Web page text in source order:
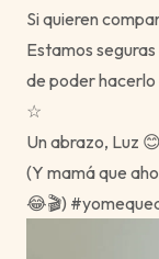
Si quieren
Estamos
de poder hacerlo
☆
Un abrazo, Luz
(Y mamá que
😂🎬)